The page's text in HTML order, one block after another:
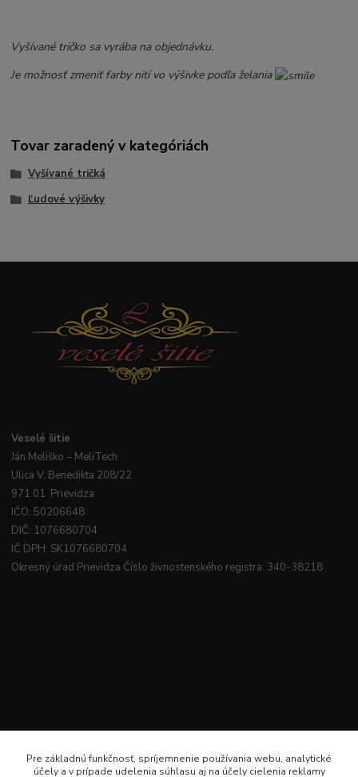
Vyšívané tričko sa vyrába na objednávku.
Je možnosť zmeniť farby nití vo výšivke podľa želania
Tovar zaradený v kategóriách
Vyšívané tričká
Ľudové výšivky
Veselé šitie
Ján Meliško – MeliTech
Ulica V. Benedikta 208/22
971 01 Prievidza
IČO: 50206648
DIČ: 1076680704
IČ DPH: SK1076680704
Okresný úrad Prievidza Číslo živnostenského registra: 340-38218
Pre základnú funkčnosť, spríjemnenie používania webu, analytické
účely a v prípade udelenia súhlasu aj na účely cielenia reklamy